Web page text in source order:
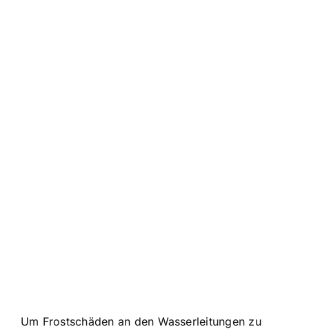
Um Frostschäden an den Wasserleitungen zu